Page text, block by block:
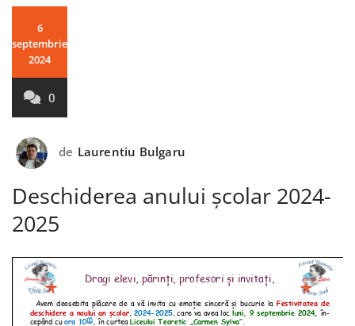
6
septembrie
2024
0
de Laurentiu Bulgaru
Deschiderea anului școlar 2024-
2025